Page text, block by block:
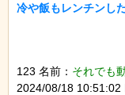
冷や飯もレンチンし
123 名前： それでも
2024/08/18 10:51:02